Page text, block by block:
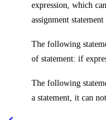
expression, whichcan
assignment statement
Thefollowing statem
of statement: if expre
Thefollowing statem
a statement, it can not